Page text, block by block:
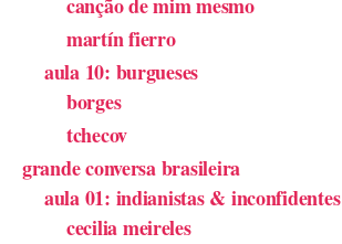
canção de mim mesmo
martín fierro
aula 10: burgueses
borges
tchecov
grande conversa brasileira
aula 01: indianistas & inconfidentes
cecilia meireles